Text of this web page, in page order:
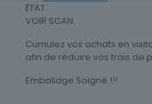
ÉTAT
VOIR SCAN
Cumulez vos achats en
afin de réduire vos frais de
Emballage Soigné !!!